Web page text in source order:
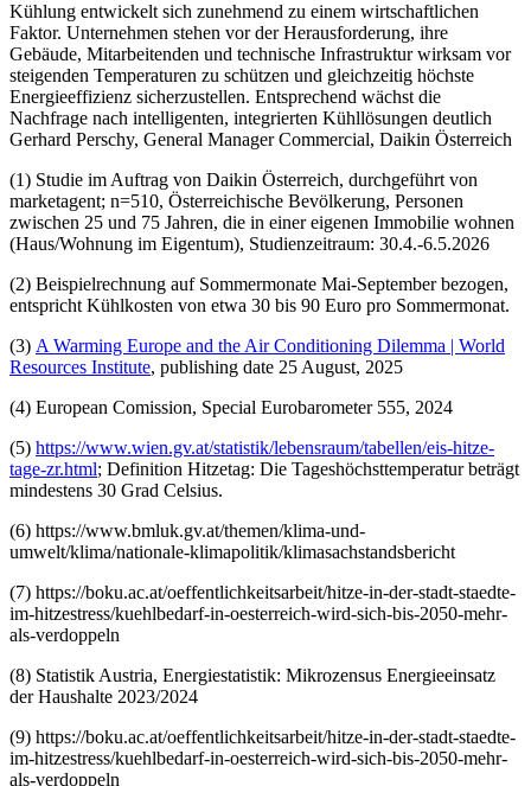
Kühlung entwickelt sich zunehmend zu einem wirtschaftlichen
Faktor. Unternehmen stehen vor der Herausforderung, ihre
Gebäude, Mitarbeitenden und technische Infrastruktur wirksam vor
steigenden Temperaturen zu schützen und gleichzeitig höchste
Energieeffizienz sicherzustellen. Entsprechend wächst die
Nachfrage nach intelligenten, integrierten Kühllösungen deutlich
Gerhard Perschy, General Manager Commercial, Daikin Österreich
(1) Studie im Auftrag von Daikin Österreich, durchgeführt von
marketagent; n=510, Österreichische Bevölkerung, Personen
zwischen 25 und 75 Jahren, die in einer eigenen Immobilie wohnen
(Haus/Wohnung im Eigentum), Studienzeitraum: 30.4.-6.5.2026
(2) Beispielrechnung auf Sommermonate Mai-September bezogen,
entspricht Kühlkosten von etwa 30 bis 90 Euro pro Sommermonat.
(3) A Warming Europe and the Air Conditioning Dilemma | World
Resources Institute, publishing date 25 August, 2025
(4) European Comission, Special Eurobarometer 555, 2024
(5) https://www.wien.gv.at/statistik/lebensraum/tabellen/eis-hitze-
tage-zr.html; Definition Hitzetag: Die Tageshöchsttemperatur beträgt
mindestens 30 Grad Celsius.
(6) https://www.bmluk.gv.at/themen/klima-und-
umwelt/klima/nationale-klimapolitik/klimasachstandsbericht
(7) https://boku.ac.at/oeffentlichkeitsarbeit/hitze-in-der-stadt-staedte-
im-hitzestress/kuehlbedarf-in-oesterreich-wird-sich-bis-2050-mehr-
als-verdoppeln
(8) Statistik Austria, Energiestatistik: Mikrozensus Energieeinsatz
der Haushalte 2023/2024
(9) https://boku.ac.at/oeffentlichkeitsarbeit/hitze-in-der-stadt-staedte-
im-hitzestress/kuehlbedarf-in-oesterreich-wird-sich-bis-2050-mehr-
als-verdoppeln